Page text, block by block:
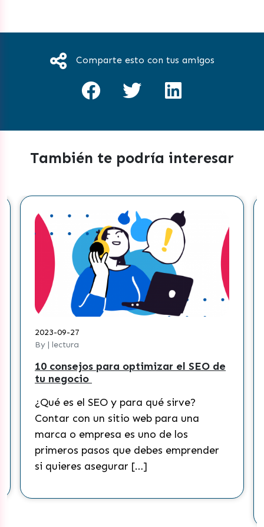
Comparte esto con tus amigos
También te podría interesar
2023-09-27
By | lectura
10 consejos para optimizar el SEO de
tu negocio
¿Qué es el SEO y para qué sirve?
Contar con un sitio web para una
marca o empresa es uno de los
primeros pasos que debes emprender
si quieres asegurar […]